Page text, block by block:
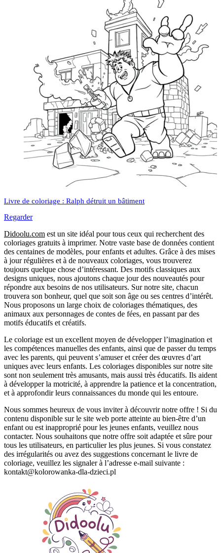
Livre de coloriage : Ralph détruit un bâtiment
Regarder
Didoolu.com est un site idéal pour tous ceux qui recherchent des
coloriages gratuits à imprimer. Notre vaste base de données contient
des centaines de modèles, pour enfants et adultes. Grâce à des mises
à jour régulières et à de nouveaux coloriages, vous trouverez
toujours quelque chose d’intéressant. Des motifs classiques aux
designs uniques, nous ajoutons chaque jour des nouveautés pour
répondre aux besoins de nos utilisateurs. Sur notre site, chacun
trouvera son bonheur, quel que soit son âge ou ses centres d’intérêt.
Nous proposons un large choix de coloriages thématiques, des
animaux aux personnages de contes de fées, en passant par des
motifs éducatifs et créatifs.
Le coloriage est un excellent moyen de développer l’imagination et
les compétences manuelles des enfants, ainsi que de passer du temps
avec les parents, qui peuvent s’amuser et créer des œuvres d’art
uniques avec leurs enfants. Les coloriages disponibles sur notre site
sont non seulement très amusants, mais aussi très éducatifs. Ils aident
à développer la motricité, à apprendre la patience et la concentration,
et à approfondir leurs connaissances du monde qui les entoure.
Nous sommes heureux de vous inviter à découvrir notre offre ! Si du
contenu disponible sur le site web porte atteinte au bien-être d’un
enfant ou est inapproprié pour les jeunes enfants, veuillez nous
contacter. Nous souhaitons que notre offre soit adaptée et sûre pour
tous les utilisateurs, en particulier les plus jeunes. Si vous constatez
des irrégularités ou avez des suggestions concernant le livre de
coloriage, veuillez les signaler à l’adresse e-mail suivante :
kontakt@kolorowanka-dla-dzieci.pl